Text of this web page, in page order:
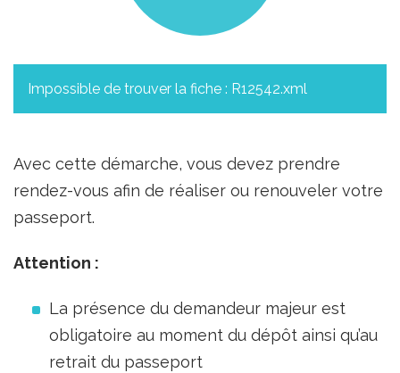
Impossible de trouver la fiche : R12542.xml
Avec cette démarche, vous devez prendre
rendez-vous afin de réaliser ou renouveler votre
passeport.
Attention :
La présence du demandeur majeur est
obligatoire au moment du dépôt ainsi qu’au
retrait du passeport